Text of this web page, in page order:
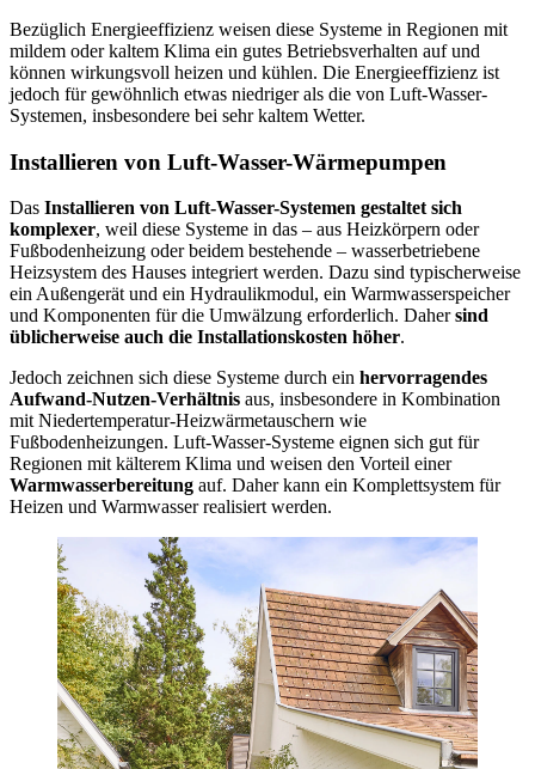
Bezüglich Energieeffizienz weisen diese Systeme in Regionen mit
mildem oder kaltem Klima ein gutes Betriebsverhalten auf und
können wirkungsvoll heizen und kühlen. Die Energieeffizienz ist
jedoch für gewöhnlich etwas niedriger als die von Luft-Wasser-
Systemen, insbesondere bei sehr kaltem Wetter.
Installieren von Luft-Wasser-Wärmepumpen
Das Installieren von Luft-Wasser-Systemen gestaltet sich
komplexer, weil diese Systeme in das – aus Heizkörpern oder
Fußbodenheizung oder beidem bestehende – wasserbetriebene
Heizsystem des Hauses integriert werden. Dazu sind typischerweise
ein Außengerät und ein Hydraulikmodul, ein Warmwasserspeicher
und Komponenten für die Umwälzung erforderlich. Dahersind
üblicherweise auch die Installationskosten höher.
Jedoch zeichnen sich diese Systeme durch ein hervorragendes
Aufwand-Nutzen-Verhältnis aus, insbesondere in Kombination
mit Niedertemperatur-Heizwärmetauschern wie
Fußbodenheizungen. Luft-Wasser-Systeme eignen sich gut für
Regionen mit kälterem Klima und weisen den Vorteil einer
Warmwasserbereitung auf. Daher kann ein Komplettsystem für
Heizen und Warmwasser realisiert werden.